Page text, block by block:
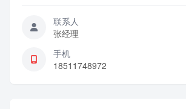
联系人
张经理
手机
18511748972